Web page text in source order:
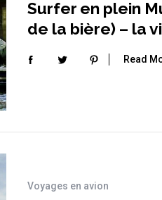
Surfer en plein
de la bière) – la
Read
Voyages en avion